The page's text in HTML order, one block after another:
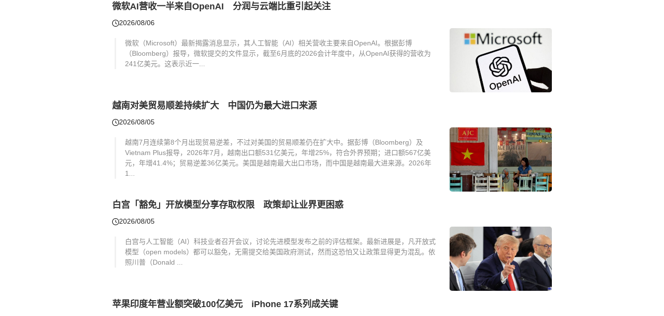
微软AI营收一半来自OpenAI 分润与云端比重引起关注
2026/08/06
微软（Microsoft）最新揭露消息显示，其人工智能（AI）相关营收主要来自OpenAI。根据彭博
（Bloomberg）报导，微软提交的文件显示，截至6月底的2026会计年度中，从OpenAI获得的营收为
241亿美元。这表示近一...
越南对美贸易顺差持续扩大 中国仍为最大进口来源
2026/08/05
越南7月连续第8个月出现贸易逆差，不过对美国的贸易顺差仍在扩大中。据彭博（Bloomberg）及
Vietnam Plus报导，2026年7月，越南出口额531亿美元，年增25%，符合外界预期；进口额567亿美
元，年增41.4%；贸易逆差36亿美元。美国是越南最大出口市场，而中国是越南最大进来源。2026年
1...
白宫「豁免」开放模型分享存取权限 政策却让业界更困惑
2026/08/05
白宫与人工智能（AI）科技业者召开会议，讨论先进模型发布之前的评估框架。最新进展是，凡开放式
模型（open models）都可以豁免，无需提交给美国政府测试，然而这恐怕又让政策显得更为混乱。依
照川普（Donald ...
苹果印度年营业额突破100亿美元 iPhone 17系列成关键